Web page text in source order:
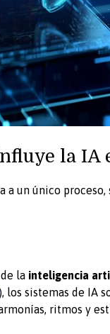
la IA
a un único
la inteligencia
los sistemas de IA
ritmos y